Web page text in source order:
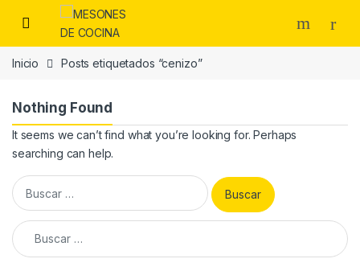
Skip to navigation
Skip to content
Inicio Posts etiquetados “cenizo”
Nothing Found
It seems we can’t find what you’re looking for. Perhaps
searching can help.
Buscar:
Buscar: